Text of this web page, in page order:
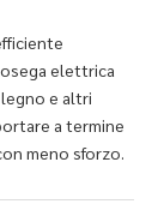
elettrica
e altri
a termine
meno sforzo.